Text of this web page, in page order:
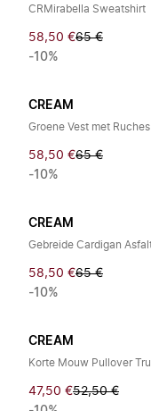
CRMirabella Sweatshirt
58,50 €65 €
-10%
CREAM
Groene Vest met Ruches
58,50 €65 €
-10%
CREAM
58,50 €65 €
-10%
CREAM
47,50 €52,50 €